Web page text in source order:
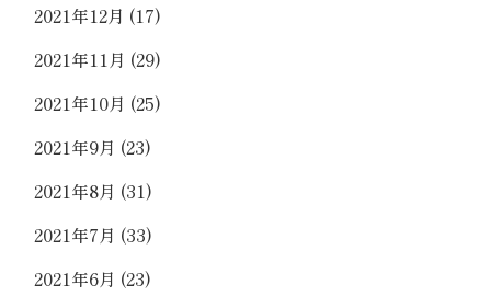
2021年12月 (17)
2021年11月 (29)
2021年10月 (25)
2021年9月 (23)
2021年8月 (31)
2021年7月 (33)
2021年6月 (23)